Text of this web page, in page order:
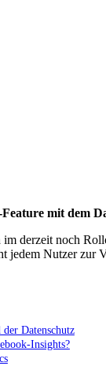
mit dem
derzeit noch
jedem Nutzer zur
Datenschutz
Insights?